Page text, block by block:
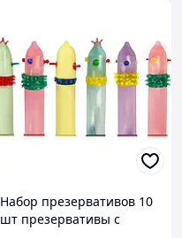
Набор презервативов 10
шт презервативы с